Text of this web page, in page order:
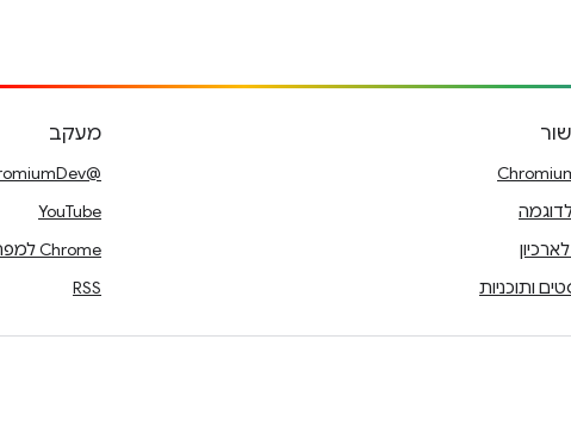
ותוכניות
מעקב
@ChromiumDev ב-X
YouTube
Chrome למפתחים ב-LinkedIn
RSS